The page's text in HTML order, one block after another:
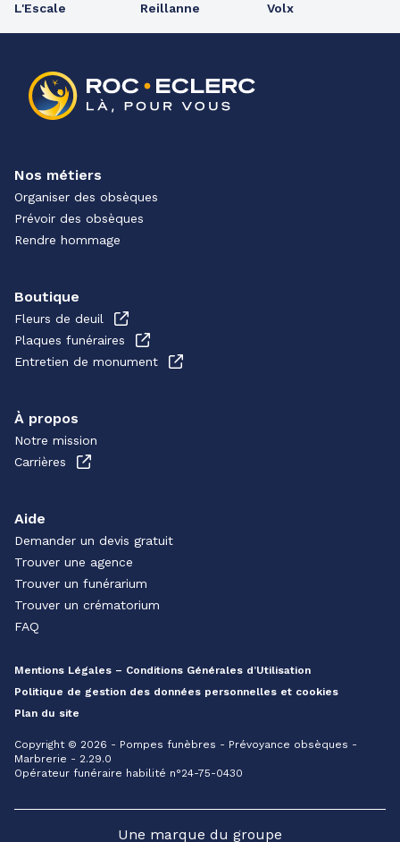
L'Escale
Reillanne
Volx
Nos métiers
Organiser des obsèques
Prévoir des obsèques
Rendre hommage
Boutique
Fleurs de deuil
Plaques funéraires
Entretien de monument
À propos
Notre mission
Carrières
Aide
Demander un devis gratuit
Trouver une agence
Trouver un funérarium
Trouver un crématorium
FAQ
Mentions Légales – Conditions Générales d’Utilisation
Politique de gestion des données personnelles et cookies
Plan du site
Copyright © 2026 - Pompes funèbres - Prévoyance obsèques -
Marbrerie - 2.29.0
Opérateur funéraire habilité n°24-75-0430
Une marque du groupe